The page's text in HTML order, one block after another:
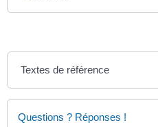
Textes de référence
Questions ? Réponses !